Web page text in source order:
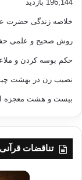
همان خوزستان
کاسی ( که از نژاد
کردند . شهرها و
پیش، آگاهی در
حکومت کاسی ها
عقب افتاده و غیر
آمدن کتیبه های
196,144 بازدید
خلاصه زندگی حضرت
روش صحیح و علمی
حکم بوسه کردن و
نصیب زن در بهشت
بیست و هشت معجزه
تناقضات قرآنی